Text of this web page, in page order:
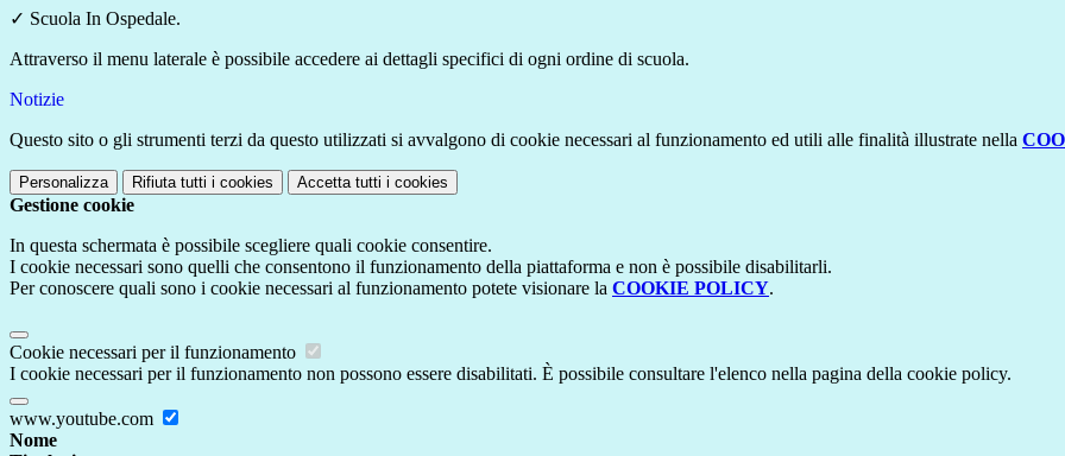
✓ Scuola In Ospedale.
Attraverso il menu laterale è possibile accedere ai dettagli specifici di ogni ordine di scuola.
Notizie
Questo sito o gli strumenti terzi da questo utilizzati si avvalgono di cookie necessari al funzionamento ed utili alle finalità illustrate nella
Personalizza Rifiuta tutti i cookies Accetta tutti i cookies
Gestione cookie
In questa schermata è possibile scegliere quali cookie consentire.
I cookie necessari sono quelli che consentono il funzionamento della piattaforma e non è possibile disabilitarli.
Per conoscere quali sono i cookie necessari al funzionamento potete visionare la COOKIE POLICY.
Cookie necessari per il funzionamento
I cookie necessari per il funzionamento non possono essere disabilitati. È possibile consultare l'elenco nella pagina della cookie policy.
www.youtube.com
Nome